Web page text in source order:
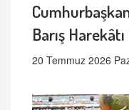
Barış
20 Temmuz 2026